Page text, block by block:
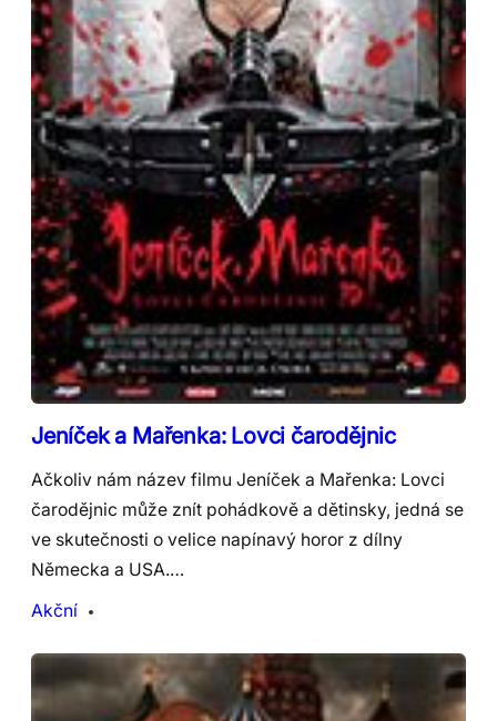
Jeníček a Mařenka: Lovci čarodějnic
Ačkoliv nám název filmu Jeníček a Mařenka: Lovci
čarodějnic může znít pohádkově a dětinsky, jedná se
ve skutečnosti o velice napínavý horor z dílny
Německa a USA.…
Akční